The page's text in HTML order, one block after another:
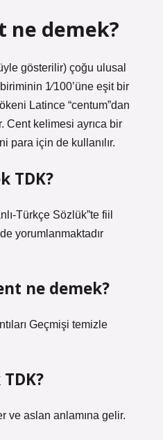
ne demek?
gösterilir) çoğu ulusal
1⁄100’üne eşit bir
Latince “centum”dan
Cent kelimesi ayrıca bir
para için de kullanılır.
TDK?
Türkçe Sözlük”te fiil
yorumlanmaktadır
ne demek?
Geçmişi temizle
ve aslan anlamına gelir.